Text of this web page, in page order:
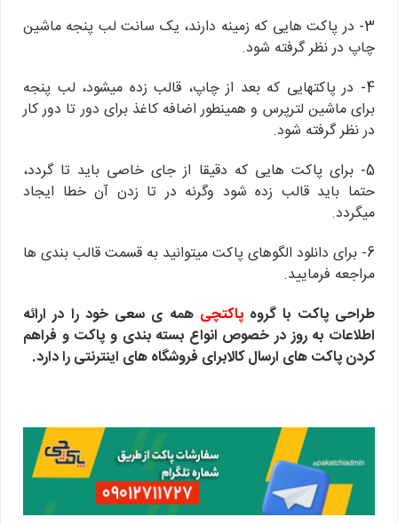
3- در پاکت هایی که زمینه دارند، یک سانت لب پنجه ماشین
چاپ در نظر گرفته شود.
4- در پاکتهایی که بعد از چاپ، قالب زده میشود، لب پنجه
برای ماشین لترپرس و همینطور اضافه کاغذ برای دور تا دور کار
در نظر گرفته شود.
5- برای پاکت هایی که دقیقا از جای خاصی باید تا گردد،
حتما باید قالب زده شود وگرنه در تا زدن آن خطا ایجاد
میگردد.
6- برای دانلود الگوهای پاکت میتوانید به قسمت قالب بندی ها
مراجعه فرمایید.
طراحی پاکت با گروهپاکتچی همه ی سعی خود را در ارائه
اطلاعات به روز در خصوص انواع بسته بندی و پاکت و فراهم
کردن پاکت های ارسال کالابرای فروشگاه های اینترنتی را دارد.